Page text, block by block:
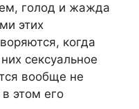
голод и жажда
этих
когда
сексуальное
вообще не
этом его